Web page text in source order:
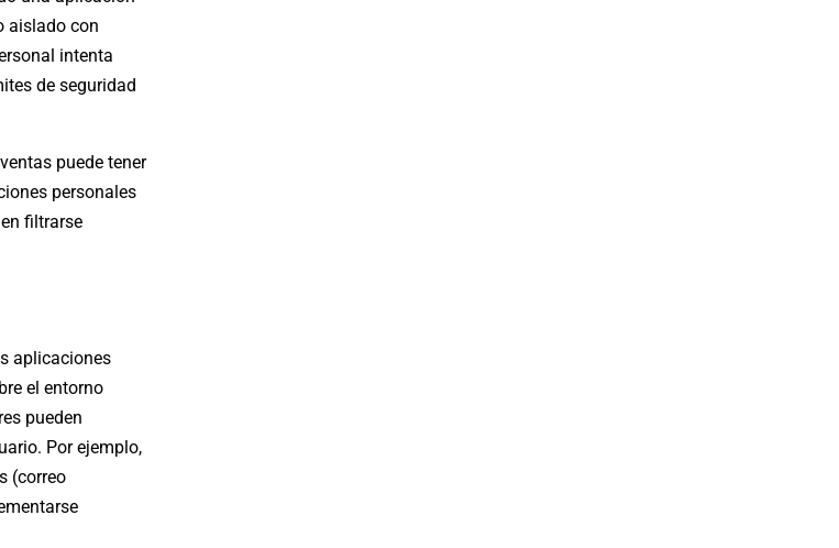
aislado con
intenta
de seguridad
puede tener
personales
filtrarse
aplicaciones
el entorno
pueden
Por ejemplo,
(correo